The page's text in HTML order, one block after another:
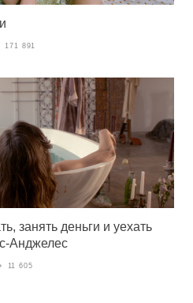
171 891
занять деньги и уехать
Анджелес
11 605